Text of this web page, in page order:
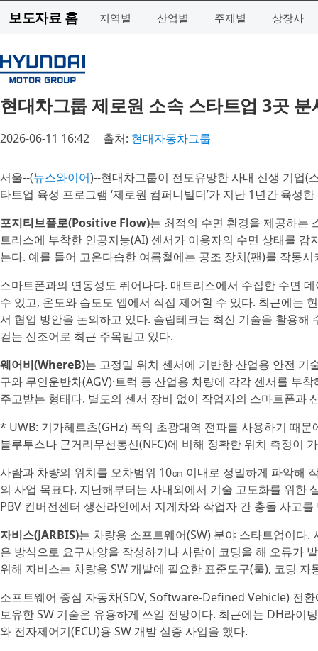
보도자료 홈 지역별 산업별 주제별 상장사
현대차그룹 제로원 소속 스타트업 3곳 분
2026-06-11 16:42 출처: 현대자동차그룹
서울--(뉴스와이어)--현대차그룹이 전도유망한 사내 신생 기업(
타트업 육성 프로그램 ‘제로원 컴퍼니빌더’가 지난 1년간 육성
포지티브플로(Positive Flow)는 최적의 수면 환경을 제공하는
트리스에 부착한 인공지능(AI) 센서가 이용자의 수면 상태를
는다. 예를 들어 고온다습한 여름철에는 공조 장치(팬)를 작동
스마트폰과의 연동성도 뛰어나다. 매트리스에서 수집한 수면
수 있고, 온도와 습도도 앱에서 직접 제어할 수 있다. 최근에는
서 협업 방안을 논의하고 있다. 슬립테크는 최신 기술을 활용
컫는 신조어로 최근 주목받고 있다.
웨어비(WhereB)는 고정밀 위치 센서에 기반한 산업용 안전 기
구와 무인운반차(AGV)·트럭 등 산업용 차량에 각각 센서를 부
주고받는 형태다. 별도의 센서 장비 없이 작업자의 스마트폰과
* UWB: 기가헤르츠(GHz) 폭의 초광대역 전파를 사용하기 때
블루투스나 근거리무선통신(NFC)에 비해 정확한 위치 측정이
사람과 차량의 위치를 오차범위 10㎝ 이내로 정밀하게 파악해
의 사업 목표다. 지난해부터는 사내외에서 기술 고도화를 위한
PBV 컨버전센터 생산라인에서 지게차와 작업자 간 충돌 사고
자비스(JARBIS)는 차량용 소프트웨어(SW) 분야 스타트업이다
은 방식으로 요구사양을 작성하거나 사람이 코딩을 해 오류가
위해 자비스는 차량용 SW 개발에 필요한 표준도구(툴), 코딩 자
소프트웨어 중심 자동차(SDV, Software-Defined Vehicle) 전
보유한 SW 기술은 유용하게 쓰일 전망이다. 최근에는 DH라이
와 전자제어기(ECU)용 SW 개발 실증 사업을 했다.